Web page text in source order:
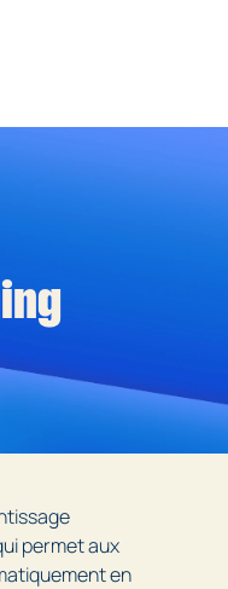
permet aux
en